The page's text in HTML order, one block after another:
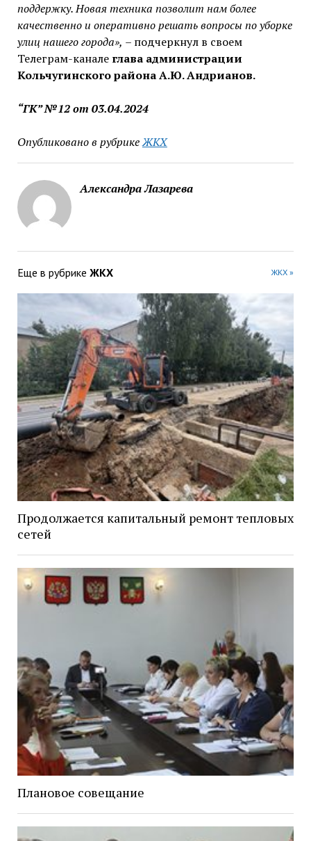
поддержку. Новая техника позволит нам более
качественно и оперативно решать вопросы по уборке
улиц нашего города», – подчеркнул в своем
Телеграм-канале глава администрации
Кольчугинского района А.Ю. Андрианов.
“ГК” №12 от 03.04.2024
Опубликовано в рубрикеЖКХ
Александра Лазарева
Еще в рубрике ЖКХ ЖКХ »
Продолжается капитальный ремонт тепловых
сетей
Плановое совещание